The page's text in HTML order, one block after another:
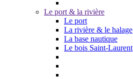
Le port & la rivière
Le port
La rivière & le halage
La base nautique
Le bois Saint-Laurent